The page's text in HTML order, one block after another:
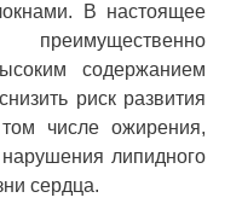
В настоящее
содержанием
риск развития
числе ожирения,
липидного
сердца.